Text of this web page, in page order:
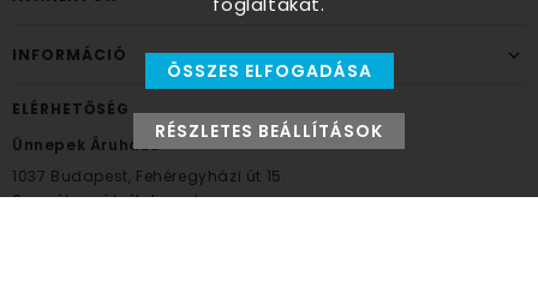
INFORMÁCIÓ
ELÉRHETŐSÉG
Ünnepek Áruháza
1037 Budapest, Fehéregyházi út 15.
Személyes átvételi pont
ÖSSZES ELFOGADÁSA
RÉSZLETES BEÁLLÍTÁSOK